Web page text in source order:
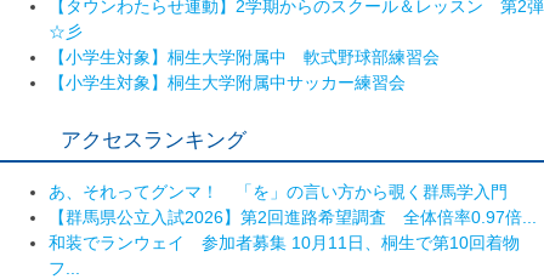
【タウンわたらせ連動】2学期からのスクール＆レッスン 第2弾
☆彡
【小学生対象】桐生大学附属中 軟式野球部練習会
【小学生対象】桐生大学附属中サッカー練習会
アクセスランキング
あ、それってグンマ！ 「を」の言い方から覗く群馬学入門
【群馬県公立入試2026】第2回進路希望調査 全体倍率0.97倍...
和装でランウェイ 参加者募集 10月11日、桐生で第10回着物
フ...